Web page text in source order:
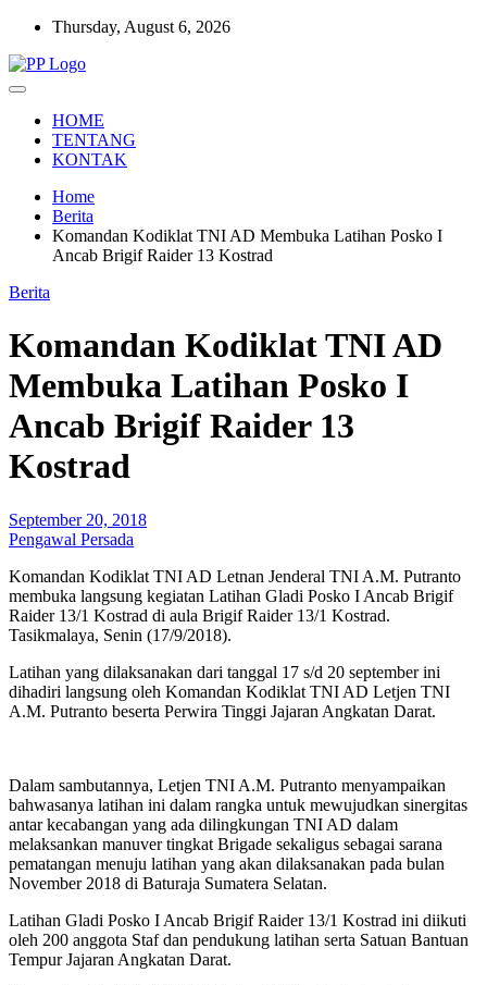
Skip
content
Thursday, August 6, 2026
Pengawal Persada
HOME
TENTANG
KONTAK
Home
Berita
Komandan Kodiklat TNI AD Membuka Latihan Posko I
Ancab Brigif Raider 13 Kostrad
Berita
Komandan Kodiklat TNI AD
Membuka Latihan Posko I
Ancab Brigif Raider 13
Kostrad
September 20, 2018
Pengawal Persada
Komandan Kodiklat TNI AD Letnan Jenderal TNI A.M. Putranto
membuka langsung kegiatan Latihan Gladi Posko I Ancab Brigif
Raider 13/1 Kostrad di aula Brigif Raider 13/1 Kostrad.
Tasikmalaya, Senin (17/9/2018).
Latihan yang dilaksanakan dari tanggal 17 s/d 20 september ini
dihadiri langsung oleh Komandan Kodiklat TNI AD Letjen TNI
A.M. Putranto beserta Perwira Tinggi Jajaran Angkatan Darat.
Dalam sambutannya, Letjen TNI A.M. Putranto menyampaikan
bahwasanya latihan ini dalam rangka untuk mewujudkan sinergitas
antar kecabangan yang ada dilingkungan TNI AD dalam
melaksankan manuver tingkat Brigade sekaligus sebagai sarana
pematangan menuju latihan yang akan dilaksanakan pada bulan
November 2018 di Baturaja Sumatera Selatan.
Latihan Gladi Posko I Ancab Brigif Raider 13/1 Kostrad ini diikuti
oleh 200 anggota Staf dan pendukung latihan serta Satuan Bantuan
Tempur Jajaran Angkatan Darat.